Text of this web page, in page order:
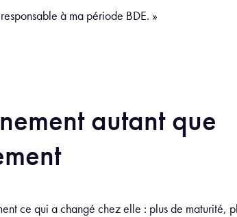
à ma période BDE. »
autant que
ce qui a changé chez elle : plus de maturité,